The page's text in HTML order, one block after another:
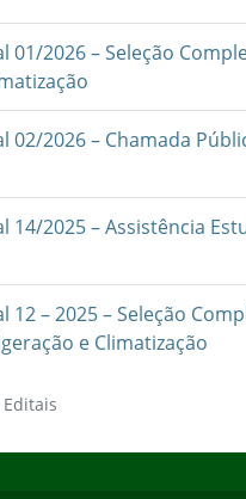
01/2026 – Seleção
02/2026 – Chamada
14/2025 – Assistência
12 – 2025 – Seleção
e Climatização